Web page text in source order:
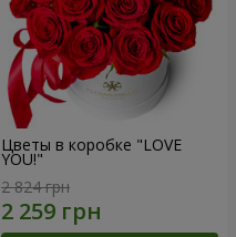
Цветы в коробке "LOVE
YOU!"
2 824 грн